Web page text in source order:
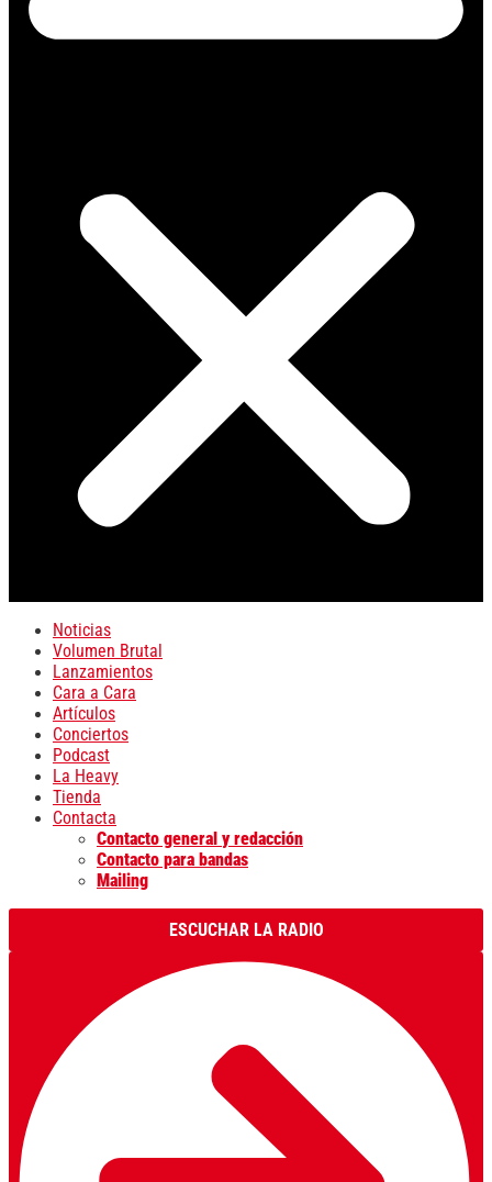
Noticias
Volumen Brutal
Lanzamientos
Cara a Cara
Artículos
Conciertos
Podcast
La Heavy
Tienda
Contacta
Contacto general y redacción
Contacto para bandas
Mailing
ESCUCHAR LA RADIO